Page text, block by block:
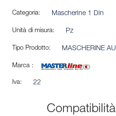
Categoria: Mascherine 1 Din
Unità di misura: Pz
Tipo Prodotto: MASCHERINE
Marca :
Iva: 22
Compatibilità